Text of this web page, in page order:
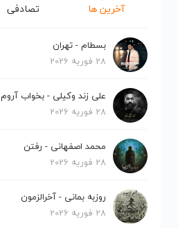
آخرین ها تصادفی
بسطام - تهران
28 فوریه 2026
علی زند وکیلی - بخواب آروم
28 فوریه 2026
محمد اصفهانی - رفتن
28 فوریه 2026
روزبه بمانی - آخرالزمون
28 فوریه 2026